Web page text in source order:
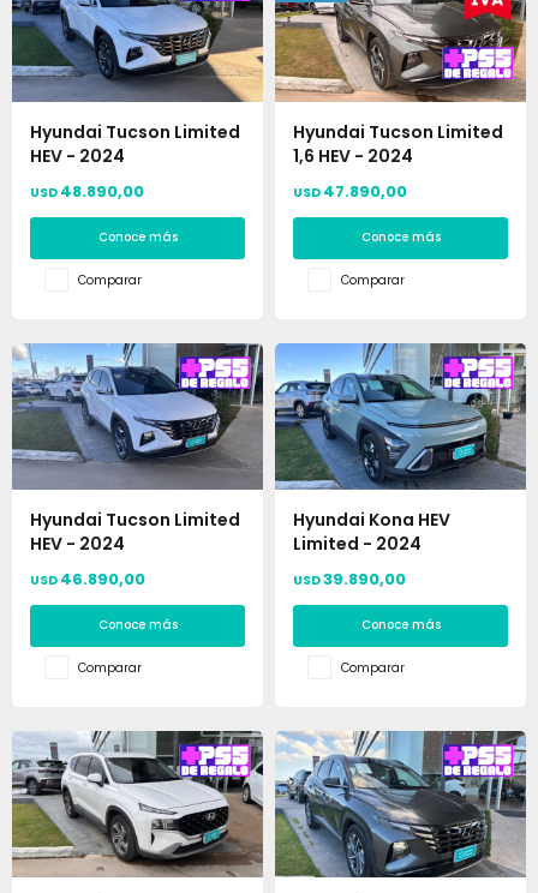
Hyundai Tucson Limited
HEV - 2024
USD 48.890,00
Conoce más
Comparar
Hyundai Tucson Limited
1,6 HEV - 2024
USD 47.890,00
Conoce más
Comparar
Hyundai Tucson Limited
HEV - 2024
USD 46.890,00
Conoce más
Comparar
Hyundai Kona HEV
Limited - 2024
USD39.890,00
Conoce más
Comparar